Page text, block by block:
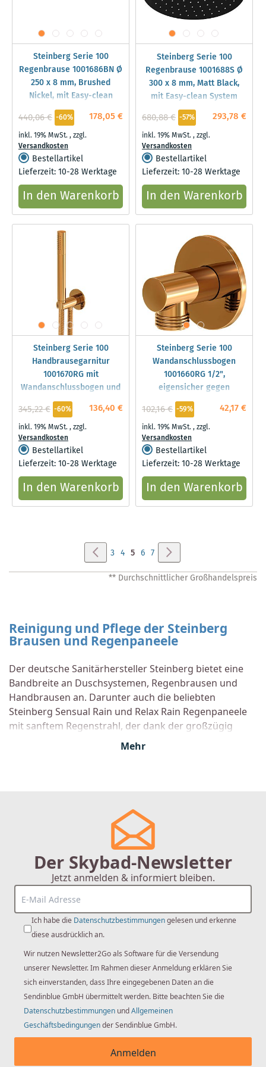
Steinberg Serie 100
Regenbrause 1001686BN Ø
250 x 8 mm, Brushed
Nickel, mit Easy-clean
System
178,05 €
440,06 € -60%
inkl. 19% MwSt.,zzgl.
Versandkosten
Bestellartikel
Lieferzeit: 10-28 Werktage
In den Warenkorb
Steinberg Serie 100
Regenbrause 1001688S Ø
300 x 8 mm, Matt Black,
mit Easy-clean System
293,78 €
680,88 € -57%
inkl. 19% MwSt.,zzgl.
Versandkosten
Bestellartikel
Lieferzeit: 10-28 Werktage
In den Warenkorb
Steinberg Serie 100
Handbrausegarnitur
1001670RG mit
Wandanschlussbogen und
Brauseschlauch 1500mm,
Rose Gold 136,40 €
345,22 € -60%
inkl. 19% MwSt.,zzgl.
Versandkosten
Bestellartikel
Lieferzeit: 10-28 Werktage
In den Warenkorb
Steinberg Serie 100
Wandanschlussbogen
1001660RG 1/2",
eigensicher gegen
Rückfließen, Rose Gold
42,17 €
102,16 € -59%
inkl. 19% MwSt.,zzgl.
Versandkosten
Bestellartikel
Lieferzeit: 10-28 Werktage
In den Warenkorb
Seite Seite
Zurück
Seite
3 Seite
4 Sie
lesen
5 Seite
6 Seite
7
** Durchschnittlicher Großhandelspreis
Reinigung und Pflege der Steinberg
Brausen und Regenpaneele
Der deutsche Sanitärhersteller Steinberg bietet eine
Bandbreite an Duschsystemen, Regenbrausen und
Handbrausen an. Darunter auch die beliebten
Steinberg Sensual Rain und Relax Rain Regenpaneele
mit sanftem Regenstrahl, der dank der großzügig
dimensionierten Steinberg Regenbrausen den
Düsen seiner Handbrausen und Kopfbrausen mit
EasyClean ausgestattet sind. Dieses schnelle und
bequeme Reinigungssystem verhindert das
Verstopfen der Düsen sowie das Ablagern von Kalk in
diesen. Für eine langjährige und funktionsfähige
Nutzung Ihrer Brause empfiehlt Steinberg, einmal pro
Woche mit den Fingern über die Düsen zu streichen.
Dank EasyClean genügt dieser Vorgang, um die Düsen
von Kalk und Schmutz zu befreien. Verwenden Sie
dabei keine Reinigungsmittel, die Chlor oder Säure
enthalten (wie zum Beispiel Salzsäure, Ameisensäure
oder Essigsäure), da diese das Silikon angreifen und
zur Verhärtung der Düsen führen – das einfache
Drüberwischen mit der Hand ist ausreichend.
Auch weist Steinberg darauf hin, dass die Kopfbrausen
und Handbrausen sich nach der Anwendung über
einen längeren Zeitraum entleeren, was ein
Nachtropfen zur Folge hat. Dieses Nachtropfen ist
Mehr
Der Skybad-Newsletter
Jetzt anmelden & informiert bleiben.
Ich habe die Datenschutzbestimmungengelesen und erkenne
diese ausdrücklich an.
Wir nutzen Newsletter2Go als Software für die Versendung
unserer Newsletter. Im Rahmen dieser Anmeldung erklären Sie
sich einverstanden, dass Ihre eingegebenen Daten an die
Sendinblue GmbH übermittelt werden. Bitte beachten Sie die
Datenschutzbestimmungen undAllgemeinen
Geschäftsbedingungender Sendinblue GmbH.
Anmelden